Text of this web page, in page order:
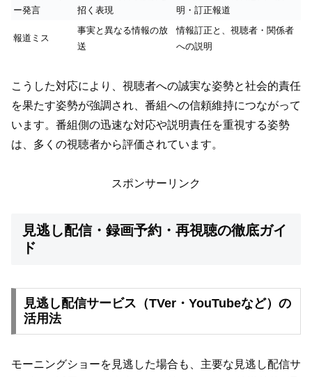
ー発言
招く表現
明・訂正報道
報道ミス
事実と異なる情報の放
送
情報訂正と、視聴者・関係者
への説明
こうした対応により、視聴者への誠実な姿勢と社会的責任
を果たす姿勢が強調され、番組への信頼維持につながって
います。番組側の迅速な対応や説明責任を重視する姿勢
は、多くの視聴者から評価されています。
スポンサーリンク
見逃し配信・録画予約・再視聴の徹底ガイ
ド
見逃し配信サービス（TVer・YouTubeなど）の
活用法
モーニングショーを見逃した場合も、主要な見逃し配信サ